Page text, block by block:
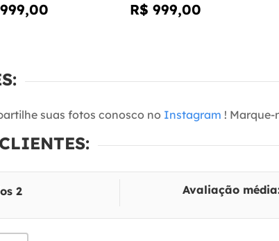
R$ 999,00
suas fotos conosco no Instagram ! Marque-
2 Avaliação